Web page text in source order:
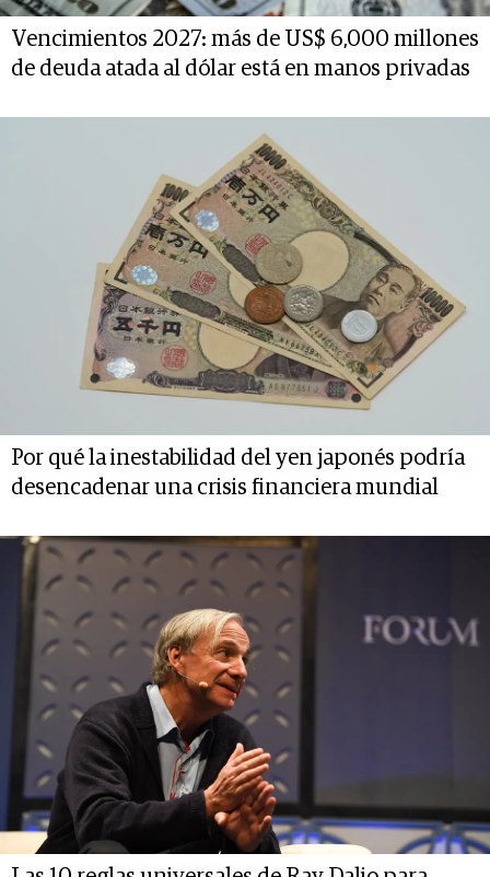
Vencimientos 2027: más de US$ 6,000 millones
de deuda atada al dólar está en manos privadas
Por qué la inestabilidad del yen japonés podría
desencadenar una crisis financiera mundial